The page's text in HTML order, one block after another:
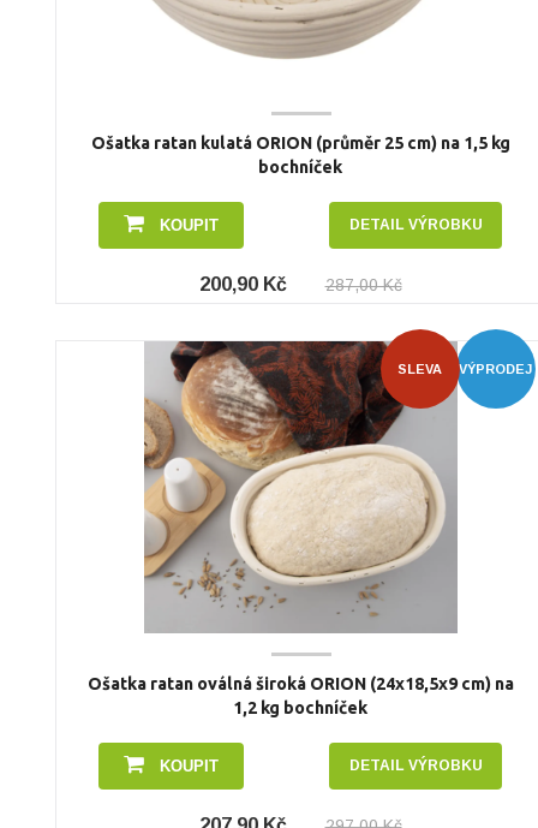
Ošatka ratan kulatá ORION (průměr 25 cm) na 1,5 kg
bochníček
KOUPIT DETAIL VÝROBKU
200,90 Kč 287,00 Kč
VÝPRODEJ
SLEVA
Ošatka ratan oválná široká ORION (24x18,5x9 cm) na
1,2 kg bochníček
KOUPIT DETAIL VÝROBKU